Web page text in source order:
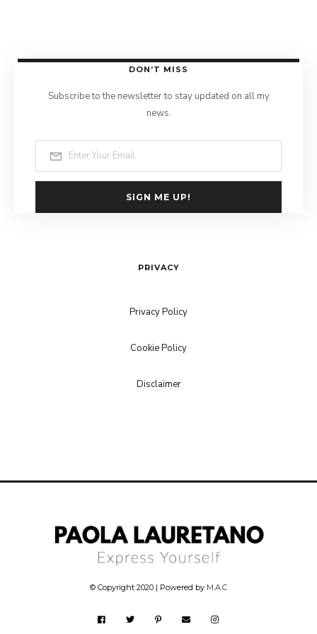
DON’T MISS
Subscribe to the newsletter to stay updated on all my
news.
SIGN ME UP!
PRIVACY
Privacy Policy
Cookie Policy
Disclaimer
© Copyright 2020 | Powered by M.A.C